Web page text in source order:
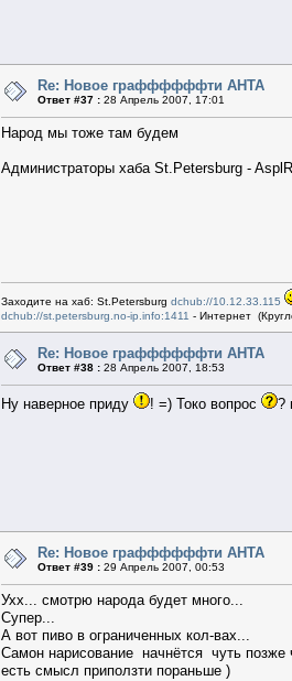
Re: Новое граффффффти АНТА
Ответ #37 : 28 Апрель 2007, 17:01
Народ мы тоже там будем
Администраторы хаба St.Petersburg -
Заходите на хаб: St.Petersburg dchub://10.12.33.115
dchub://st.petersburg.no-ip.info:1411 - Интернет
Re: Новое граффффффти АНТА
Ответ #38 : 28 Апрель 2007, 18:53
Ну наверное приду ! =) Токо вопрос ?
Re: Новое граффффффти АНТА
Ответ #39 : 29 Апрель 2007, 00:53
Ухх... смотрю народа будет много...
Супер...
А вот пиво в ограниченных кол-вах...
Самон нарисование начнётся чуть
есть смысл приползти пораньше )